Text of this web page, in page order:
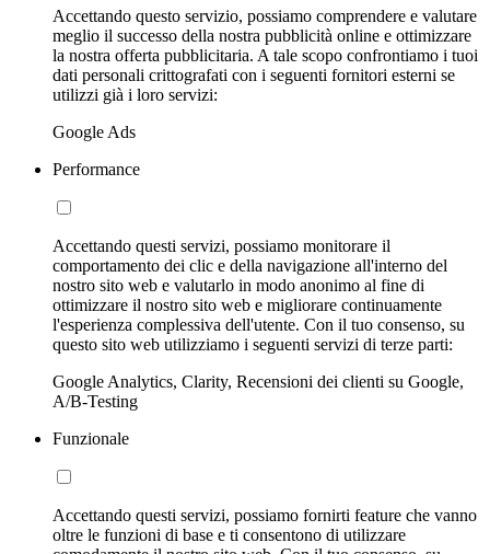
Accettando questo servizio, possiamo comprendere e valutare
meglio il successo della nostra pubblicità online e ottimizzare
la nostra offerta pubblicitaria. A tale scopo confrontiamo i tuoi
dati personali crittografati con i seguenti fornitori esterni se
utilizzi già i loro servizi:
Google Ads
Performance
Accettando questi servizi, possiamo monitorare il
comportamento dei clic e della navigazione all'interno del
nostro sito web e valutarlo in modo anonimo al fine di
ottimizzare il nostro sito web e migliorare continuamente
l'esperienza complessiva dell'utente. Con il tuo consenso, su
questo sito web utilizziamo i seguenti servizi di terze parti:
Google Analytics, Clarity, Recensioni dei clienti su Google,
A/B-Testing
Funzionale
Accettando questi servizi, possiamo fornirti feature che vanno
oltre le funzioni di base e ti consentono di utilizzare